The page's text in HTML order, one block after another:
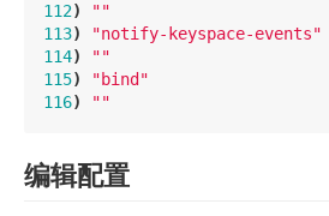
112)
""
113)
"notify-keyspace-events"
114)
""
115)
"bind"
116) ""
编辑配置